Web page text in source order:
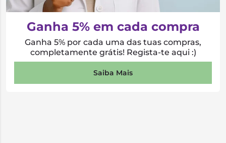
Ganha 5% em cada compra
Ganha 5% por cada uma das tuas compras,
completamente grátis! Regista-te aqui :)
Saiba Mais